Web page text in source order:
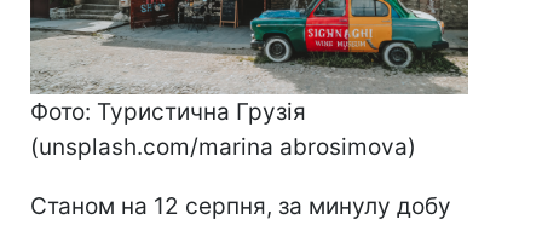
Фото: Туристична Грузія
(unsplash.com/marina abrosimova)
Станом на 12 серпня, за минулу добу